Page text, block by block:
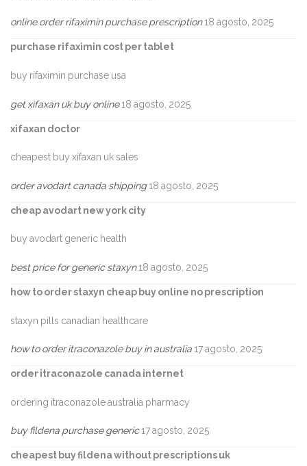
online order rifaximin purchase prescription18 agosto, 2025
purchase rifaximin cost per tablet
buy rifaximin purchase usa
get xifaxan uk buy online18 agosto, 2025
xifaxan doctor
cheapest buy xifaxan uk sales
order avodart canada shipping18 agosto, 2025
cheap avodart new york city
buy avodart generic health
best price for generic staxyn18 agosto, 2025
how to order staxyn cheap buy online no prescription
staxyn pills canadian healthcare
how to order itraconazole buy in australia17 agosto, 2025
order itraconazole canada internet
ordering itraconazole australia pharmacy
buy fildena purchase generic17 agosto, 2025
cheapest buy fildena without prescriptions uk